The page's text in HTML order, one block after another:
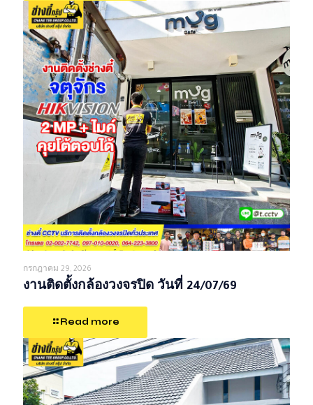
กรกฎาคม 29, 2026
งานติดตั้งกล้องวงจรปิด วันที่ 24/07/69
Read more